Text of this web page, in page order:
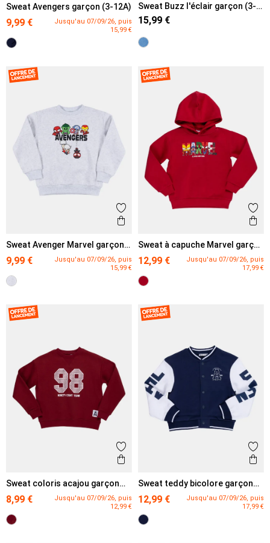
Sweat Avengers garçon (3-12A)
9,99 €
Jusqu'au 07/09/26, puis
15,99 €
Sweat Buzz l'éclair garçon (3-
8A)
15,99 €
Ajouter aux favoris
Aperçu rapide
Sweat Avenger Marvel garçon
(3-12A)
9,99 €
Jusqu'au 07/09/26, puis
15,99 €
Sweat à capuche Marvel garçon
(5-12A)
12,99 €
Jusqu'au 07/09/26, puis
17,99 €
Ajouter aux favoris
Aperçu rapide
Sweat coloris acajou garçon
8,99 €
Jusqu'au 07/09/26, puis
12,99 €
Sweat teddy bicolore garçon
12,99 €
Jusqu'au 07/09/26, puis
17,99 €